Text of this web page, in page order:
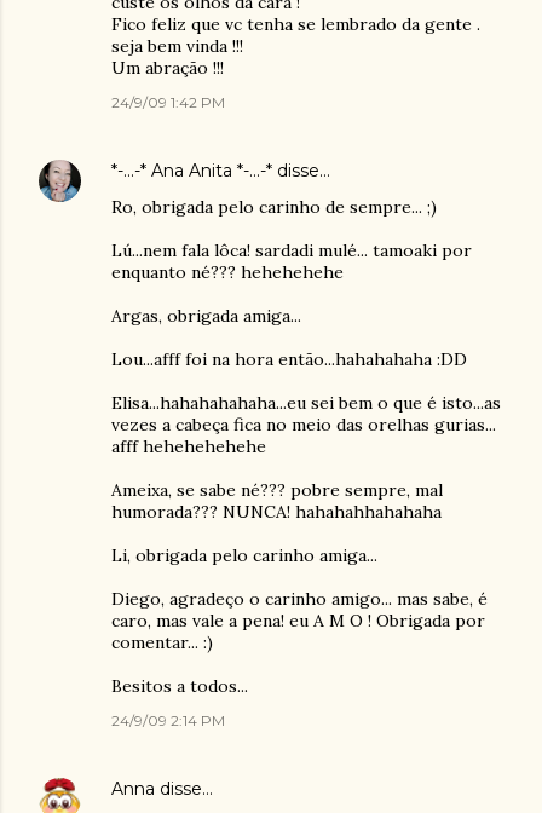
Fico feliz que vc tenha se lembrado da gente .
seja bem vinda !!!
Um abração !!!
24/9/09 1:42 PM
*-...-* Ana Anita *-...-* disse…
Ro, obrigada pelo carinho de sempre... ;)
Lú...nem fala lôca! sardadi mulé... tamoaki por
enquanto né??? hehehehehe
Argas, obrigada amiga...
Lou...afff foi na hora então...hahahahaha :DD
Elisa...hahahahahaha...eu sei bem o que é isto...as
vezes a cabeça fica no meio das orelhas gurias...
afff hehehehehehe
Ameixa, se sabe né??? pobre sempre, mal
humorada??? NUNCA! hahahahhahahaha
Li, obrigada pelo carinho amiga...
Diego, agradeço o carinho amigo... mas sabe, é
caro, mas vale a pena! eu A M O ! Obrigada por
comentar... :)
Besitos a todos...
24/9/09 2:14 PM
Anna disse…